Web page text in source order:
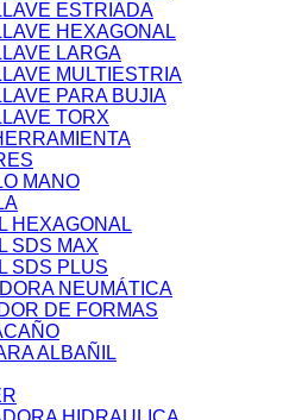
ESTRIADA
HEXAGONAL
LARGA
MULTIESTRIA
PARA BUJIA
TORX
MANO
HEXAGONAL
SDS MAX
SDS PLUS
NEUMÁTICA
DE FORMAS
ALBAÑIL